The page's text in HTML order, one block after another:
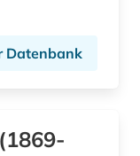
Datenbank